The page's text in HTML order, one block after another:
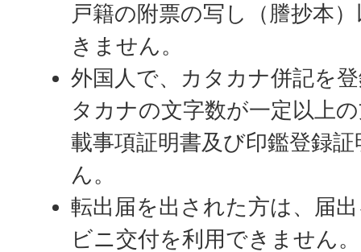
戸籍の附票の写し（謄抄本
きません。
外国人で、カタカナ併記を
タカナの文字数が一定以上
載事項証明書及び印鑑登録
ん。
転出届を出された方は、届
ビニ交付を利用できません